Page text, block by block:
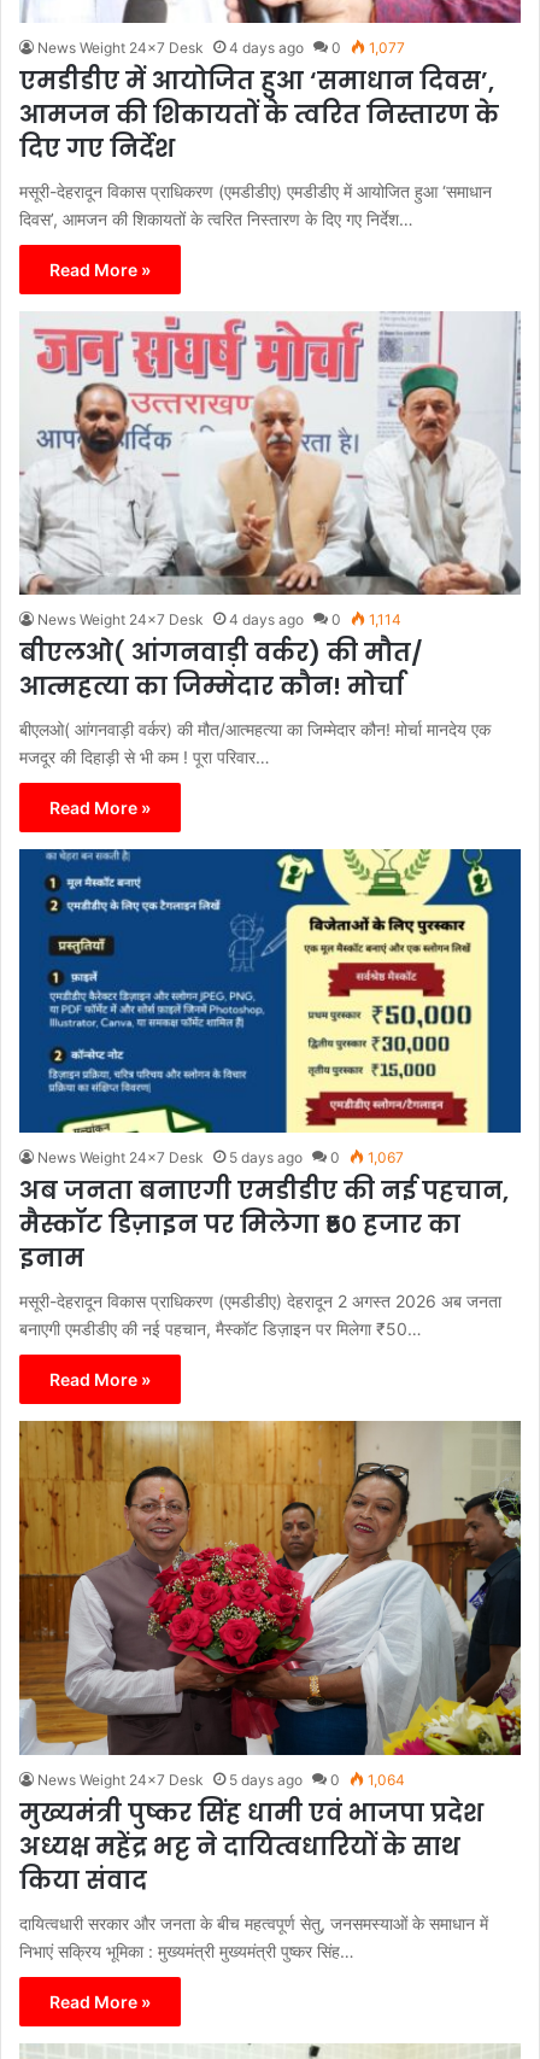
News Weight 24x7 Desk 4 days ago 0 1,077
एमडीडीए में आयोजित हुआ ‘समाधान दिवस’,
आमजन की शिकायतों के त्वरित निस्तारण के
दिए गए निर्देश
मसूरी-देहरादून विकास प्राधिकरण (एमडीडीए) एमडीडीए में आयोजित हुआ ‘समाधान
दिवस’, आमजन की शिकायतों के त्वरित निस्तारण के दिए गए निर्देश…
Read More »
News Weight 24x7 Desk 4 days ago 0 1,114
बीएलओ( आंगनवाड़ी वर्कर) की मौत/
आत्महत्या का जिम्मेदार कौन! मोर्चा
बीएलओ( आंगनवाड़ी वर्कर) की मौत/आत्महत्या का जिम्मेदार कौन! मोर्चा मानदेय एक
मजदूर की दिहाड़ी से भी कम ! पूरा परिवार…
Read More »
News Weight 24x7 Desk 5 days ago 0 1,067
अब जनता बनाएगी एमडीडीए की नई पहचान,
मैस्कॉट डिज़ाइन पर मिलेगा ₹50 हजार का
इनाम
मसूरी-देहरादून विकास प्राधिकरण (एमडीडीए) देहरादून 2 अगस्त 2026 अब जनता
बनाएगी एमडीडीए की नई पहचान, मैस्कॉट डिज़ाइन पर मिलेगा ₹50…
Read More »
News Weight 24x7 Desk 5 days ago 0 1,064
मुख्यमंत्री पुष्कर सिंह धामी एवं भाजपा प्रदेश
अध्यक्ष महेंद्र भट्ट ने दायित्वधारियों के साथ
किया संवाद
दायित्वधारी सरकार और जनता के बीच महत्वपूर्ण सेतु, जनसमस्याओं के समाधान में
निभाएं सक्रिय भूमिका : मुख्यमंत्री मुख्यमंत्री पुष्कर सिंह…
Read More »